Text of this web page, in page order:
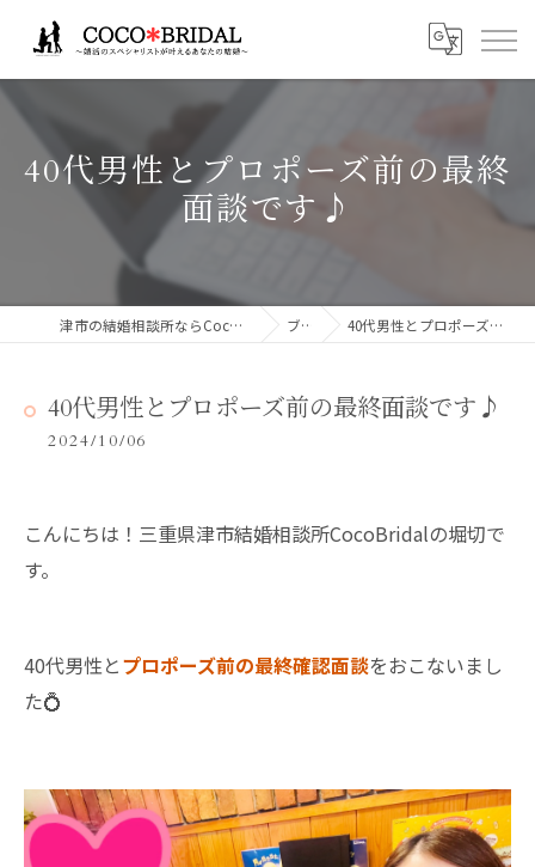
40代男性とプロポーズ前の最終
面談です♪
津市の結婚相談所ならCocoBridalココブライダル ブログ 40代男性とプロポーズ前の最終面談です♪
40代男性とプロポーズ前の最終面談です♪
2024/10/06
こんにちは！三重県津市結婚相談所CocoBridalの堀切で
す。
40代男性とプロポーズ前の最終確認面談をおこないまし
た💍